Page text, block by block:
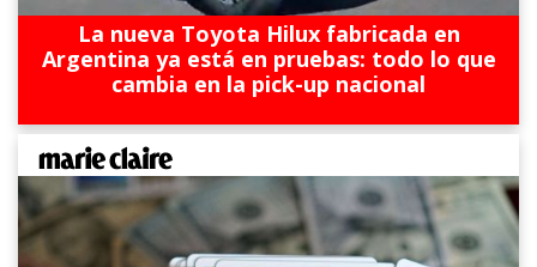
La nueva Toyota Hilux fabricada en
Argentina ya está en pruebas: todo lo que
cambia en la pick-up nacional